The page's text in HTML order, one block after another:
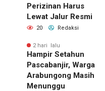
Perizinan Harus
Lewat Jalur Resmi
20 Redaksi
2 hari lalu
Hampir Setahun
Pascabanjir, Warga
Arabungong Masih
Menunggu